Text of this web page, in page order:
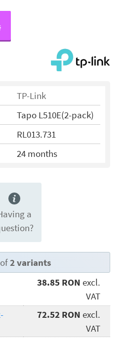
TP-Link
Tapo L510E(2-pack)
RL013.731
24 months
a
2 variants
38.85 RON excl.
VAT
72.52 RON excl.
VAT